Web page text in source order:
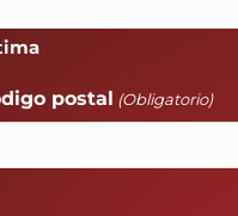
postal (Obligatorio)